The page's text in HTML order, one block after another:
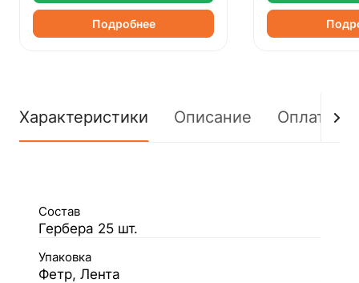
Подробнее
Характеристики Описание Оплата
Состав
Гербера 25 шт.
Упаковка
Фетр, Лента